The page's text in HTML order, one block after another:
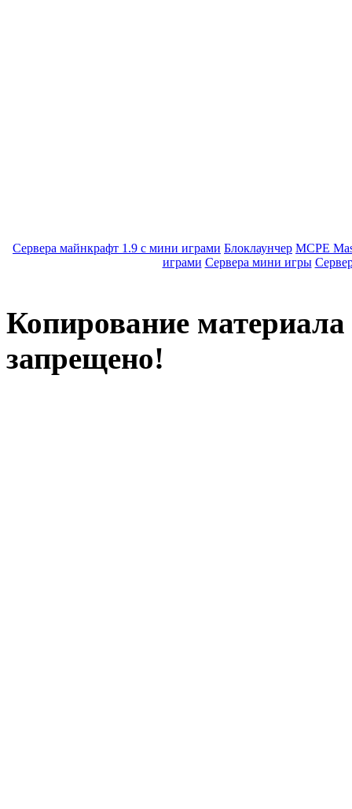
Сервера майнкрафт 1.9 с мини играми Блоклаунчер MCPE
играми Сервера мини игры
Копирование материала
запрещено!